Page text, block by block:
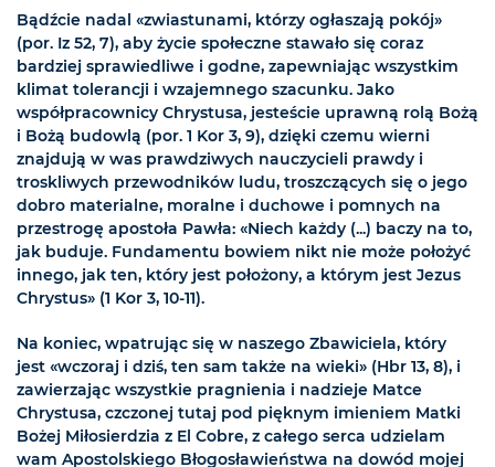
Bądźcie nadal «zwiastunami, którzy ogłaszają pokój»
(por. Iz 52, 7), aby życie społeczne stawało się coraz
bardziej sprawiedliwe i godne, zapewniając wszystkim
klimat tolerancji i wzajemnego szacunku. Jako
współpracownicy Chrystusa, jesteście uprawną rolą Bożą
i Bożą budowlą (por. 1 Kor 3, 9), dzięki czemu wierni
znajdują w was prawdziwych nauczycieli prawdy i
troskliwych przewodników ludu, troszczących się o jego
dobro materialne, moralne i duchowe i pomnych na
przestrogę apostoła Pawła: «Niech każdy (...) baczy na to,
jak buduje. Fundamentu bowiem nikt nie może położyć
innego, jak ten, który jest położony, a którym jest Jezus
Chrystus» (1 Kor 3, 10-11).
Na koniec, wpatrując się w naszego Zbawiciela, który
jest «wczoraj i dziś, ten sam także na wieki» (Hbr 13, 8), i
zawierzając wszystkie pragnienia i nadzieje Matce
Chrystusa, czczonej tutaj pod pięknym imieniem Matki
Bożej Miłosierdzia z El Cobre, z całego serca udzielam
wam Apostolskiego Błogosławieństwa na dowód mojej